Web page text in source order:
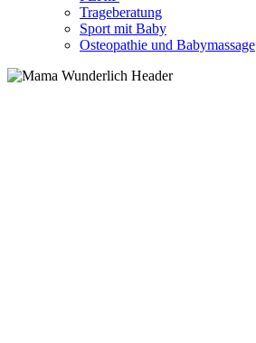
Trageberatung
Sport mit Baby
Osteopathie und Babymassage